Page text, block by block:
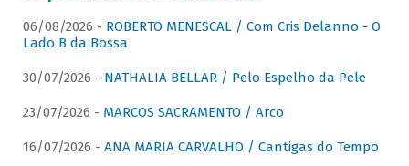
06/08/2026 - ROBERTO MENESCAL / Com Cris Delanno - O
Lado B da Bossa
30/07/2026 - NATHALIA BELLAR / Pelo Espelho da Pele
23/07/2026 - MARCOS SACRAMENTO / Arco
16/07/2026 - ANA MARIA CARVALHO / Cantigas do Tempo